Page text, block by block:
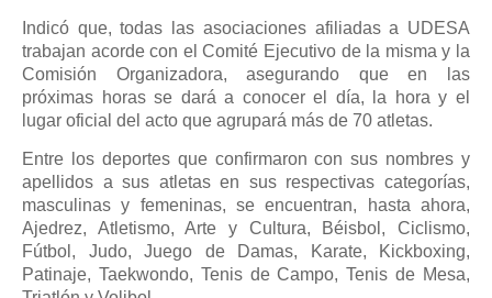
Indicó que, todas las asociaciones afiliadas a UDESA
trabajan acorde con el Comité Ejecutivo de la misma y la
Comisión Organizadora, asegurando que en las
próximas horas se dará a conocer el día, la hora y el
lugar oficial del acto que agrupará más de 70 atletas.
Entre los deportes que confirmaron con sus nombres y
apellidos a sus atletas en sus respectivas categorías,
masculinas y femeninas, se encuentran, hasta ahora,
Ajedrez, Atletismo, Arte y Cultura, Béisbol, Ciclismo,
Fútbol, Judo, Juego de Damas, Karate, Kickboxing,
Patinaje, Taekwondo, Tenis de Campo, Tenis de Mesa,